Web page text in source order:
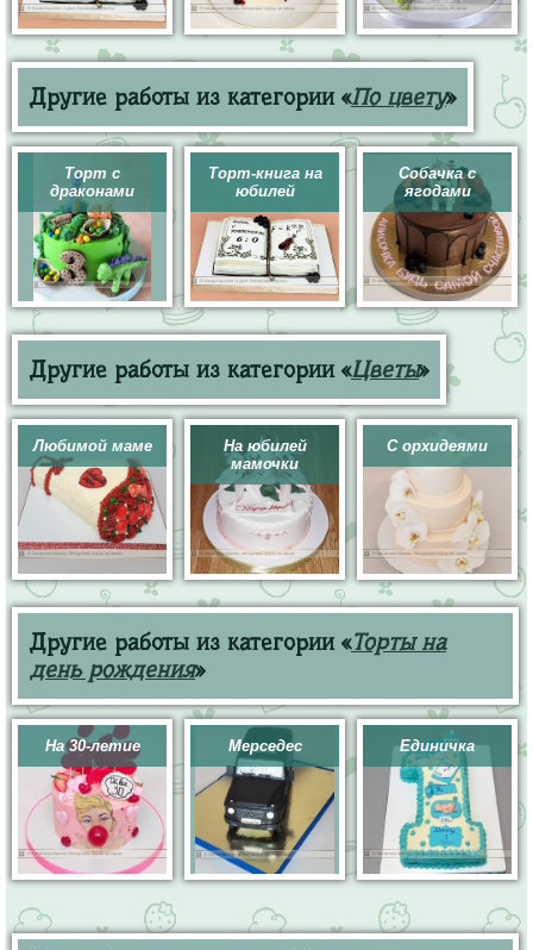
Другие работы из категории «По цвету»
Торт с
драконами
Торт-книга на
юбилей
Собачка с
ягодами
Другие работы из категории «Цветы»
Любимой маме
На юбилей
мамочки
С орхидеями
Другие работы из категории «Торты на
день рождения»
На 30-летие Мерседес Единичка